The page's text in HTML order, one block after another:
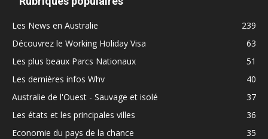
Les News en Australie
239
Découvrez le Working Holiday Visa
63
Les plus beaux Parcs Nationaux
51
Les dernières infos Whv
40
Australie de l'Ouest - Sauvage et isolé
37
Les états et les principales villes
36
Economie du pays de la chance
35